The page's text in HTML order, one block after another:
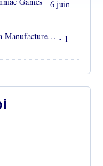
- 6 juin
Expo Hugo Pratt, La Manufacture, Aix en Provence, Mai 2026 - 1